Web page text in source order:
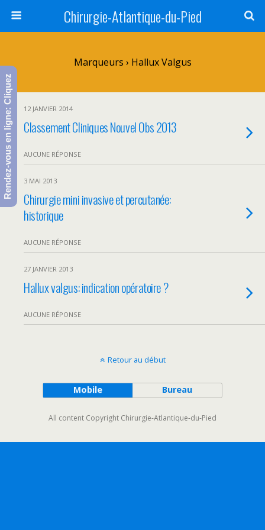
Chirurgie-Atlantique-du-Pied
Marqueurs › Hallux Valgus
12 JANVIER 2014
Classement Cliniques Nouvel Obs 2013
AUCUNE RÉPONSE
3 MAI 2013
Chirurgie mini invasive et percutanée:
historique
AUCUNE RÉPONSE
27 JANVIER 2013
Hallux valgus: indication opératoire ?
AUCUNE RÉPONSE
Retour au début
Mobile Bureau
All content Copyright Chirurgie-Atlantique-du-Pied
Rendez-vous en ligne: Cliquez